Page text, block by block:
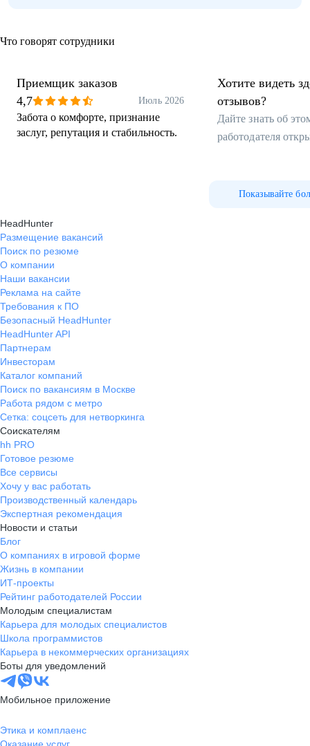
Что говорят сотрудники
Приемщик заказов
4,7
Июль 2026
Забота о комфорте, признание
заслуг, репутация и стабильность.
Хотите видеть
отзывов?
Дайте знать об
работодателя
Показывайте
HeadHunter
Размещение вакансий
Поиск по резюме
О компании
Наши вакансии
Реклама на сайте
Требования к ПО
Безопасный HeadHunter
HeadHunter API
Партнерам
Инвесторам
Каталог компаний
Поиск по вакансиям в Москве
Работа рядом с метро
Сетка: соцсеть для нетворкинга
Соискателям
hh PRO
Готовое резюме
Все сервисы
Хочу у вас работать
Производственный календарь
Экспертная рекомендация
Новости и статьи
Блог
О компаниях в игровой форме
Жизнь в компании
ИТ-проекты
Рейтинг работодателей России
Молодым специалистам
Карьера для молодых специалистов
Школа программистов
Карьера в некоммерческих организациях
Боты для уведомлений
Мобильное приложение
Этика и комплаенс